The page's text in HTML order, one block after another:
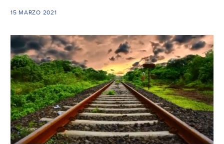
15 MARZO 2021